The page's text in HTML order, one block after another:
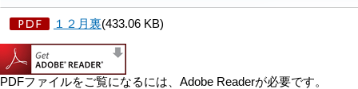
１２月裏(433.06 KB)
PDFファイルをご覧になるには、Adobe Readerが必要です。